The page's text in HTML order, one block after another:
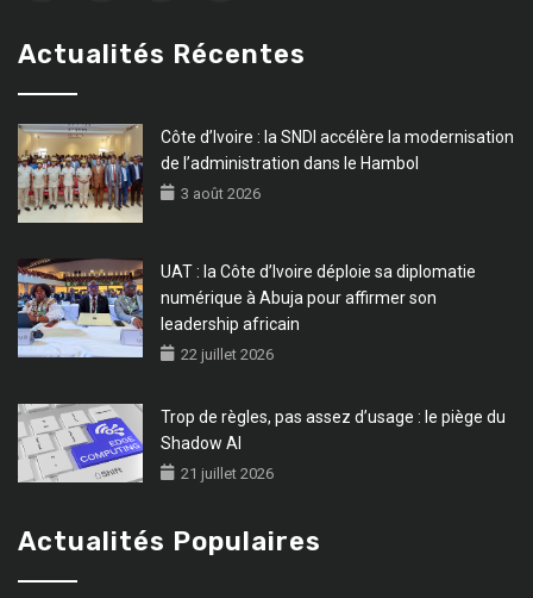
Actualités Récentes
Côte d’Ivoire : la SNDI accélère la modernisation
de l’administration dans le Hambol
3 août 2026
UAT : la Côte d’Ivoire déploie sa diplomatie
numérique à Abuja pour affirmer son
leadership africain
22 juillet 2026
Trop de règles, pas assez d’usage : le piège du
Shadow AI
21 juillet 2026
Actualités Populaires